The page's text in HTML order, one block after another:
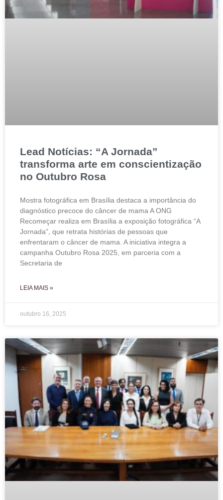
Lead Notícias: “A Jornada”
transforma arte em conscientização
no Outubro Rosa
Mostra fotográfica em Brasília destaca a importância do
diagnóstico precoce do câncer de mama A ONG
Recomeçar realiza em Brasília a exposição fotográfica “A
Jornada”, que retrata histórias de pessoas que
enfrentaram o câncer de mama. A iniciativa integra a
campanha Outubro Rosa 2025, em parceria com a
Secretaria de
LEIA MAIS »
outubro 16, 2025